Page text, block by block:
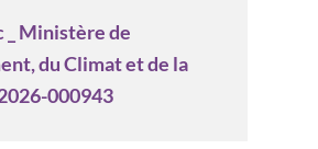
_ Ministère de
du Climat et de la
000943